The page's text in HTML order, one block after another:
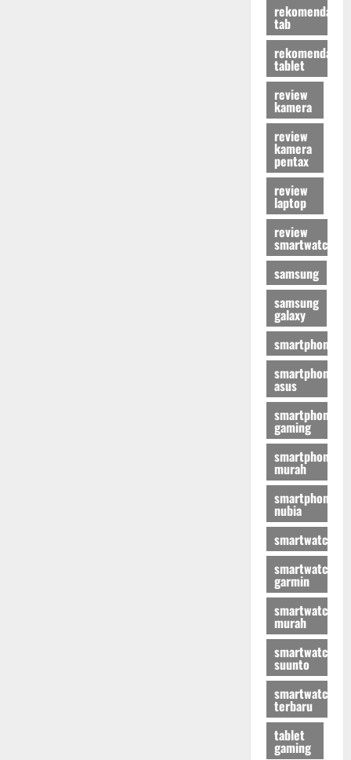
rekomendasi
tab
rekomendasi
tablet
review
kamera
review
kamera
pentax
review
laptop
review
smartwatch
samsung
samsung
galaxy
smartphone
smartphone
asus
smartphone
gaming
smartphone
murah
smartphone
nubia
smartwatch
smartwatch
garmin
smartwatch
murah
smartwatch
suunto
smartwatch
terbaru
tablet
gaming